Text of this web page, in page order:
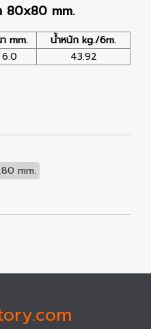
80x80 mm.
mm.
น้ำหนัก kg./6m.
6.0 43.92
mm.